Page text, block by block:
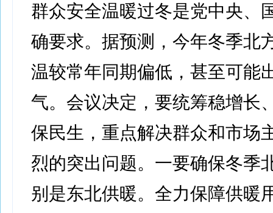
群众安全温暖过冬是党中央、
确要求。据预测，今年冬季北
温较常年同期偏低，甚至可能
气。会议决定，要统筹稳增长
保民生，重点解决群众和市场
烈的突出问题。一要确保冬季
别是东北供暖。全力保障供暖